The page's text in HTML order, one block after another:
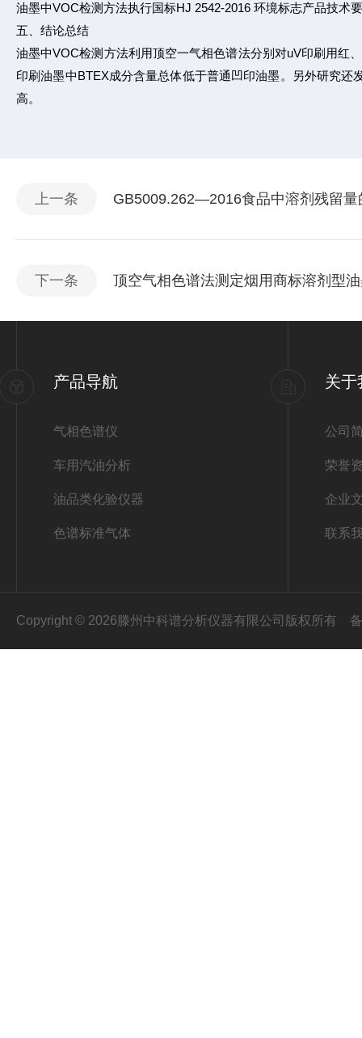
油墨中VOC检测方法执行国标HJ 2542-2016 环境标志产品技术
五、结论总结
油墨中VOC检测方法利用顶空一气相色谱法分别对uV印刷用红
印刷油墨中BTEX成分含量总体低于普通凹印油墨。另外研究
高。
上一条 GB5009.262—2016食品中溶剂残留量
下一条 顶空气相色谱法测定烟用商标溶剂型
产品导航
气相色谱仪
车用汽油分析
油品类化验仪器
色谱标准气体
关于
公司
荣誉
企业
联系
Copyright © 2026滕州中科谱分析仪器有限公司版权所有